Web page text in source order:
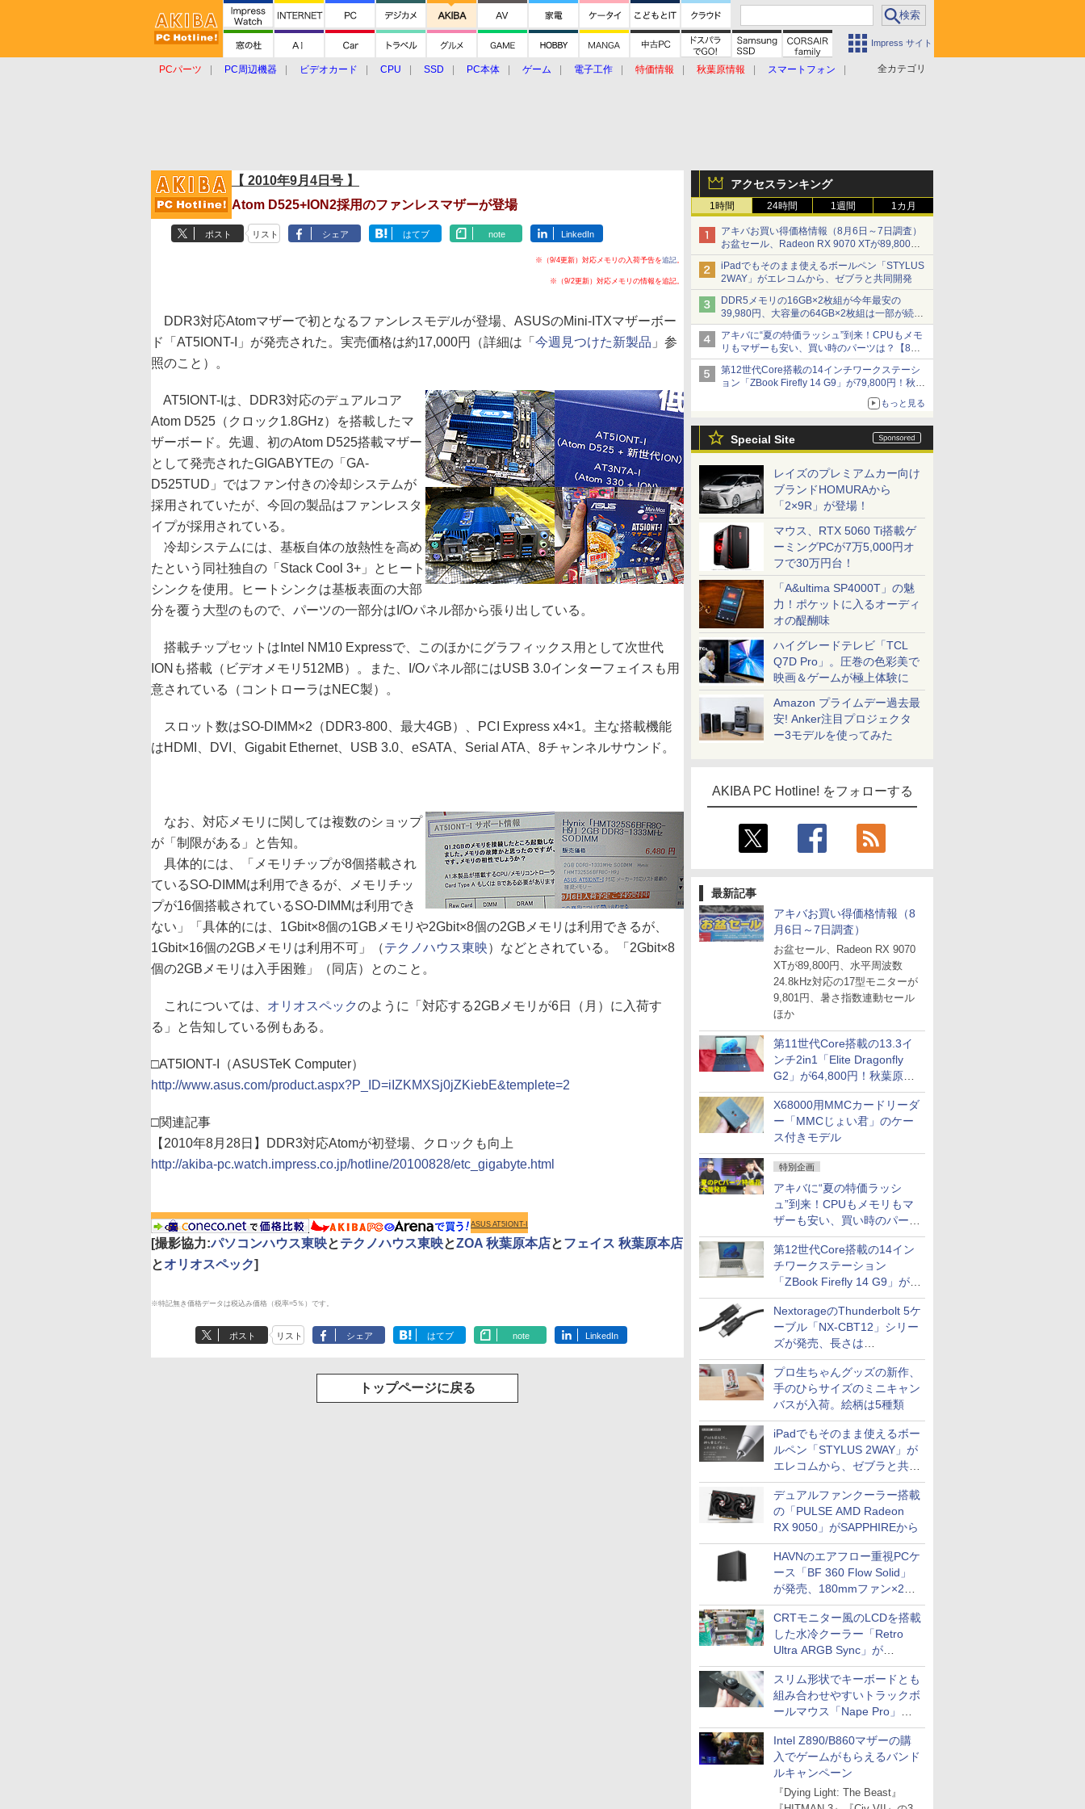
Impress サイト
全カテゴリ
PCパーツ PC周辺機器 ビデオカード CPU SSD PC本体 ゲーム 電子工作 特価情報 秋葉原情報
スマートフォン
アクセスランキング
1時間 24時間 1週間 1カ月
アキバお買い得価格情報（8月6日～7日調査）
お盆セール、Radeon RX 9070 XTが89,800
円、水平周波数24.8kHz対応の17型モニターが
9,801円、暑さ指数連動セール ほか
iPadでもそのまま使えるボールペン「STYLUS
2WAY」がエレコムから、ゼブラと共同開発
DDR5メモリの16GB×2枚組が今年最安の
39,980円、大容量の64GB×2枚組は一部が続騰
[8月前半のメモリ価格]
アキバに“夏の特価ラッシュ”到来！CPUもメモ
リもマザーも安い、買い時のパーツは？【8月7
日(金)22時配信】
第12世代Core搭載の14インチワークステーシ
ョン「ZBook Firefly 14 G9」が79,800円！秋葉
もっと見る
Special Site
レイズのプレミアムカー向け
ブランドHOMURAから
「2×9R」が登場！
マウス、RTX 5060 Ti搭載ゲ
ーミングPCが7万5,000円オ
フで30万円台！
「A&ultima SP4000T」の魅
力！ポケットに入るオーディ
オの醍醐味
ハイグレードテレビ「TCL
Q7D Pro」。圧巻の色彩美で
映画＆ゲームが極上体験に
Amazon プライムデー過去最
安! Anker注目プロジェクタ
ー3モデルを使ってみた
AKIBA PC Hotline! をフォローする
最新記事
アキバお買い得価格情報（8
月6日～7日調査）
お盆セール、Radeon RX 9070
XTが89,800円、水平周波数
24.8kHz対応の17型モニターが
9,801円、暑さ指数連動セール
ほか
第11世代Core搭載の13.3イ
ンチ2in1「Elite Dragonfly
G2」が64,800円！秋葉原で
中古PCセール
X68000用MMCカードリーダ
ー「MMCじょい君」のケー
ス付きモデル
特別企画
アキバに“夏の特価ラッシ
ュ”到来！CPUもメモリもマ
ザーも安い、買い時のパーツ
は？【8月7日(金)22時配信】
第12世代Core搭載の14イン
チワークステーション
「ZBook Firefly 14 G9」が
79,800円！秋葉原で中古PC
セール
NextorageのThunderbolt 5ケ
ーブル「NX-CBT12」シリー
ズが発売、長さは
30cm/50cm/1mの3種類
プロ生ちゃんグッズの新作、
手のひらサイズのミニキャン
バスが入荷。絵柄は5種類
iPadでもそのまま使えるボー
ルペン「STYLUS 2WAY」が
エレコムから、ゼブラと共同
開発
デュアルファンクーラー搭載
の「PULSE AMD Radeon
RX 9050」がSAPPHIREから
HAVNのエアフロー重視PCケ
ース「BF 360 Flow Solid」
が発売、180mmファン×2搭
載
CRTモニター風のLCDを搭載
した水冷クーラー「Retro
Ultra ARGB Sync」が
Thermaltakeから
スリム形状でキーボードとも
組み合わせやすいトラックボ
ールマウス「Nape Pro」が
Keychronから
Intel Z890/B860マザーの購
入でゲームがもらえるバンド
ルキャンペーン
『Dying Light: The Beast』
【 2010年9月4日号 】
Atom D525+ION2採用のファンレスマザーが登場
ポスト リスト シェア はてブ note LinkedIn
※（9/4更新）対応メモリの入荷予告を追記。
※（9/2更新）対応メモリの情報を追記。
DDR3対応Atomマザーで初となるファンレスモデルが登場、ASUSのMini-ITXマザーボー
ド「AT5IONT-I」が発売された。実売価格は約17,000円（詳細は「 今週見つけた新製品 」参
照のこと）。
AT5IONT-Iは、DDR3対応のデュアルコア
Atom D525（クロック1.8GHz）を搭載したマ
ザーボード。先週、初のAtom D525搭載マザー
として発売されたGIGABYTEの「GA-
D525TUD」ではファン付きの冷却システムが
採用されていたが、今回の製品はファンレスタ
イプが採用されている。
冷却システムには、基板自体の放熱性を高め
たという同社独自の「Stack Cool 3+」とヒート
シンクを使用。ヒートシンクは基板表面の大部
分を覆う大型のもので、パーツの一部分はI/Oパネル部から張り出している。
搭載チップセットはIntel NM10 Expressで、このほかにグラフィックス用として次世代
IONも搭載（ビデオメモリ512MB）。また、I/Oパネル部にはUSB 3.0インターフェイスも用
意されている（コントローラはNEC製）。
スロット数はSO-DIMM×2（DDR3-800、最大4GB）、PCI Express x4×1。主な搭載機能
はHDMI、DVI、Gigabit Ethernet、USB 3.0、eSATA、Serial ATA、8チャンネルサウンド。
なお、対応メモリに関しては複数のショップ
が「制限がある」と告知。
具体的には、「メモリチップが8個搭載され
ているSO-DIMMは利用できるが、メモリチッ
プが16個搭載されているSO-DIMMは利用でき
ない」「具体的には、1Gbit×8個の1GBメモリや2Gbit×8個の2GBメモリは利用できるが、
1Gbit×16個の2GBメモリは利用不可」（テクノハウス東映）などとされている。「2Gbit×8
個の2GBメモリは入手困難」（同店）とのこと。
これについては、 オリオスペックのように「対応する2GBメモリが6日（月）に入荷す
る」と告知している例もある。
□AT5IONT-I（ASUSTeK Computer）
http://www.asus.com/product.aspx?P_ID=iIZKMXSj0jZKiebE&templete=2
□関連記事
【2010年8月28日】DDR3対応Atomが初登場、クロックも向上
http://akiba-pc.watch.impress.co.jp/hotline/20100828/etc_gigabyte.html
ASUS AT5IONT-I
[撮影協力:パソコンハウス東映とテクノハウス東映とZOA 秋葉原本店とフェイス 秋葉原本店
とオリオスペック]
※特記無き価格データは税込み価格（税率=5％）です。
ポスト リスト シェア はてブ note LinkedIn
トップページに戻る